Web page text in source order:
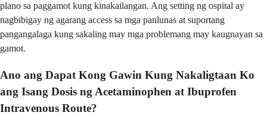
plano sa paggamot kung kinakailangan. Ang setting ng ospital ay
nagbibigay ng agarang access sa mga panlunas at suportang
pangangalaga kung sakaling may mga problemang may kaugnayan sa
gamot.
Ano ang Dapat Kong Gawin Kung Nakaligtaan Ko
ang Isang Dosis ng Acetaminophen at Ibuprofen
Intravenous Route?